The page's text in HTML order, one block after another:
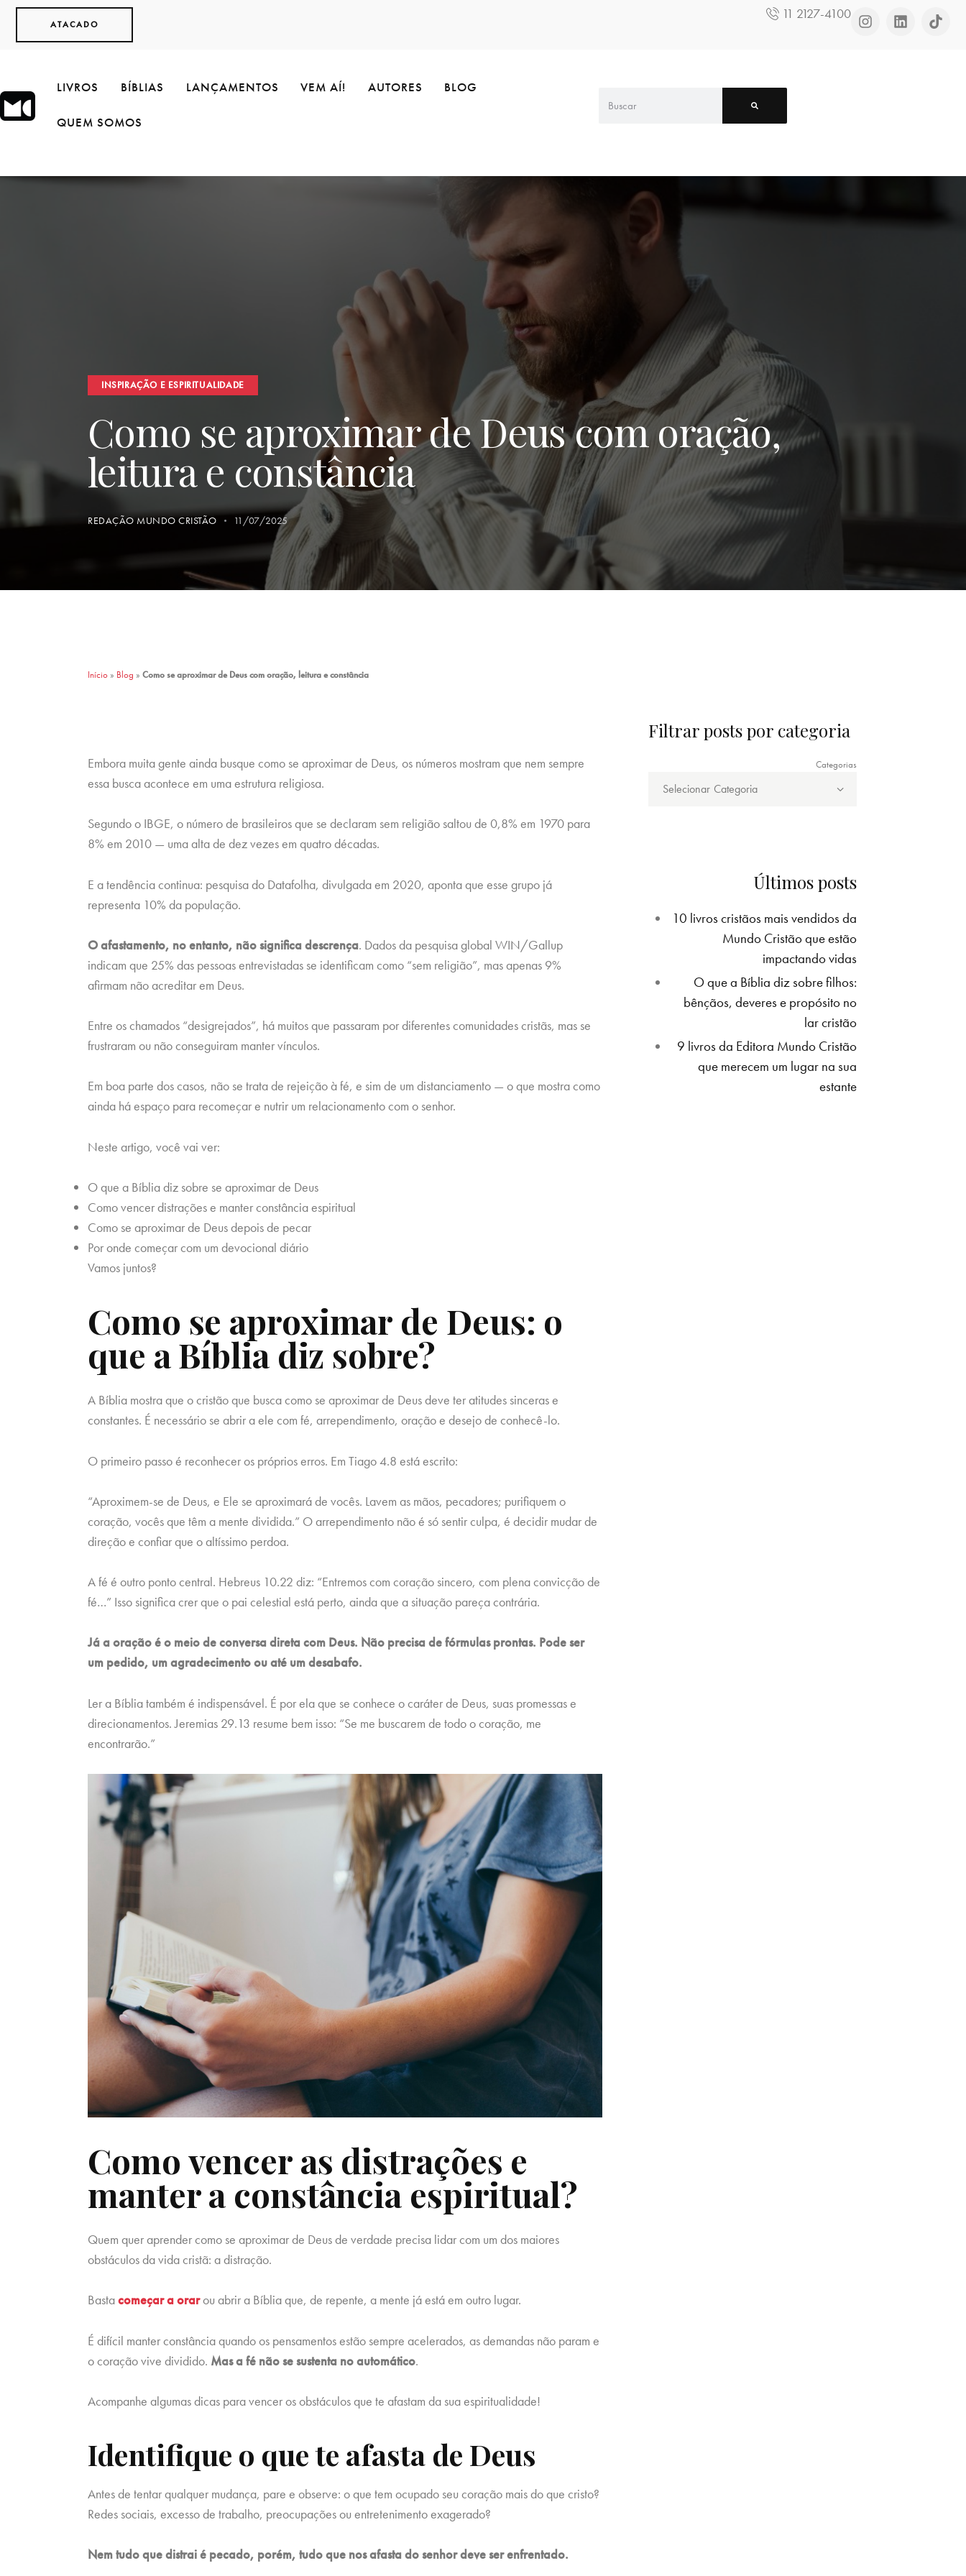
ATACADO
11 2127-4100
LIVROS BÍBLIAS LANÇAMENTOS VEM AÍ! AUTORES BLOG
QUEM SOMOS
INSPIRAÇÃO E ESPIRITUALIDADE
Como se aproximar de Deus com oração,
leitura e constância
REDAÇÃO MUNDO CRISTÃO 11/07/2025
Início » Blog » Como se aproximar de Deus com oração, leitura e constância
Embora muita gente ainda busque como se aproximar de Deus, os números mostram que nem sempre
essa busca acontece em uma estrutura religiosa.
Segundo o IBGE, o número de brasileiros que se declaram sem religião saltou de 0,8% em 1970 para
8% em 2010 — uma alta de dez vezes em quatro décadas.
E a tendência continua: pesquisa do Datafolha, divulgada em 2020, aponta que esse grupo já
representa 10% da população.
O afastamento, no entanto, não significa descrença. Dados da pesquisa global WIN/Gallup
indicam que 25% das pessoas entrevistadas se identificam como “sem religião”, mas apenas 9%
afirmam não acreditar em Deus.
Entre os chamados “desigrejados”, há muitos que passaram por diferentes comunidades cristãs, mas se
frustraram ou não conseguiram manter vínculos.
Em boa parte dos casos, não se trata de rejeição à fé, e sim de um distanciamento — o que mostra como
ainda há espaço para recomeçar e nutrir um relacionamento com o senhor.
Neste artigo, você vai ver:
O que a Bíblia diz sobre se aproximar de Deus
Como vencer distrações e manter constância espiritual
Como se aproximar de Deus depois de pecar
Por onde começar com um devocional diário
Vamos juntos?
Como se aproximar de Deus: o
que a Bíblia diz sobre?
A Bíblia mostra que o cristão que busca como se aproximar de Deus deve ter atitudes sinceras e
constantes. É necessário se abrir a ele com fé, arrependimento, oração e desejo de conhecê-lo.
O primeiro passo é reconhecer os próprios erros. Em Tiago 4.8 está escrito:
“Aproximem-se de Deus, e Ele se aproximará de vocês. Lavem as mãos, pecadores; purifiquem o
coração, vocês que têm a mente dividida.” O arrependimento não é só sentir culpa, é decidir mudar de
direção e confiar que o altíssimo perdoa.
A fé é outro ponto central. Hebreus 10.22 diz: “Entremos com coração sincero, com plena convicção de
fé…” Isso significa crer que o pai celestial está perto, ainda que a situação pareça contrária.
Já a oração é o meio de conversa direta com Deus. Não precisa de fórmulas prontas. Pode ser
um pedido, um agradecimento ou até um desabafo.
Ler a Bíblia também é indispensável. É por ela que se conhece o caráter de Deus, suas promessas e
direcionamentos. Jeremias 29.13 resume bem isso: “Se me buscarem de todo o coração, me
encontrarão.”
Como vencer as distrações e
manter a constância espiritual?
Quem quer aprender como se aproximar de Deus de verdade precisa lidar com um dos maiores
obstáculos da vida cristã: a distração.
Bastacomeçar a orarou abrir a Bíblia que, de repente, a mente já está em outro lugar.
É difícil manter constância quando os pensamentos estão sempre acelerados, as demandas não param e
o coração vive dividido. Mas a fé não se sustenta no automático.
Acompanhe algumas dicas para vencer os obstáculos que te afastam da sua espiritualidade!
Identifique o que te afasta de Deus
Antes de tentar qualquer mudança, pare e observe: o que tem ocupado seu coração mais do que cristo?
Redes sociais, excesso de trabalho, preocupações ou entretenimento exagerado?
Nem tudo que distrai é pecado, porém, tudo que nos afasta do senhor deve ser enfrentado.
Filtrar posts por categoria
Categorias
Últimos posts
10 livros cristãos mais vendidos da
Mundo Cristão que estão
impactando vidas
O que a Bíblia diz sobre filhos:
bênçãos, deveres e propósito no
lar cristão
9 livros da Editora Mundo Cristão
que merecem um lugar na sua
estante